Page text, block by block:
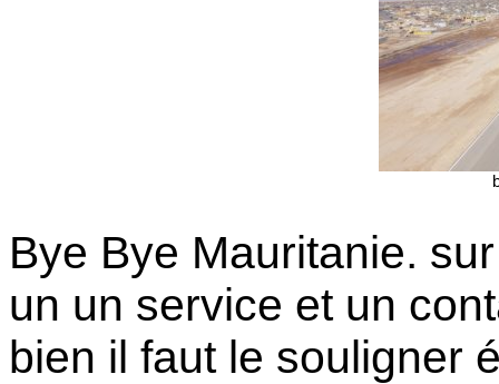
Bye Bye Mauritanie.
un un service et un
bien il faut le souligner